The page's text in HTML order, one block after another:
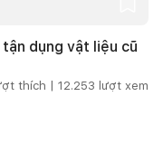
dụng vật liệu cũ
thích | 12.253 lượt xem